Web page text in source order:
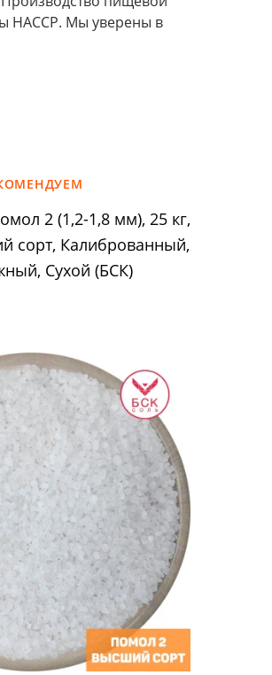
HACCP. Мы уверены в
2 (1,2-1,8 мм), 25 кг,
сорт, Калиброванный,
Сухой (БСК)